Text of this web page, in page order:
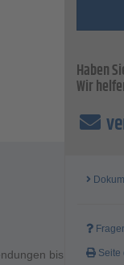
bis
Haben
Wir
Seite